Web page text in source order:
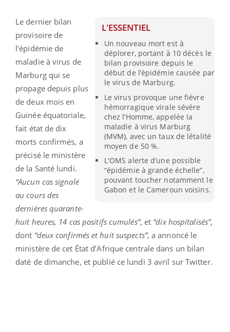
L'ESSENTIEL
Un nouveau mort est à
déplorer, portant à 10 décès le
bilan provisoire depuis le
début de l’épidémie causée par
le virus de Marburg.
Le virus provoque une fièvre
hémorragique virale sévère
chez l’Homme, appelée la
maladie à virus Marburg
(MVM), avec un taux de létalité
moyen de 50 %.
L'OMS alerte d’une possible
“épidémie à grande échelle”,
pouvant toucher notamment le
Gabon et le Cameroun voisins.
Le dernier bilan
provisoire de
l’épidémie de
maladie à virus de
Marburg qui se
propage depuis plus
de deux mois en
Guinée équatoriale,
fait état de dix
morts confirmés, a
précisé le ministère
de la Santé lundi.
“Aucun cas signalé
au cours des
dernières quarante-
huit heures, 14 cas positifs cumulés”, et “dix hospitalisés”,
dont “deux confirmés et huit suspects”, a annoncé le
ministère de cet État d’Afrique centrale dans un bilan
daté de dimanche, et publié ce lundi 3 avril sur Twitter.